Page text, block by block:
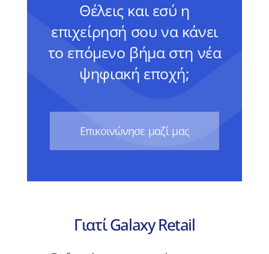
Θέλεις και εσύ η
επιχείρησή σου να κάνει
το επόμενο βήμα στη νέα
ψηφιακή εποχή;
Eπικοινώνησε μαζί μας
Γιατί Galaxy Retail